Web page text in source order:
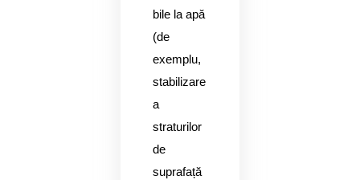
bile la apă
(de
exemplu,
stabilizare
a
straturilor
de
suprafață